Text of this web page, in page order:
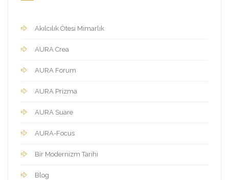
Akılcılık Ötesi Mimarlık
AURA Crea
AURA Forum
AURA Prizma
AURA Suare
AURA-Focus
Bir Modernizm Tarihi
Blog